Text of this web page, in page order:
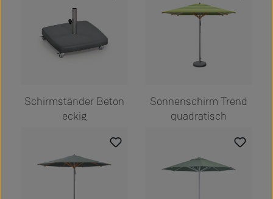
Schirmständer Beton
eckig
Sonnenschirm Trend
quadratisch